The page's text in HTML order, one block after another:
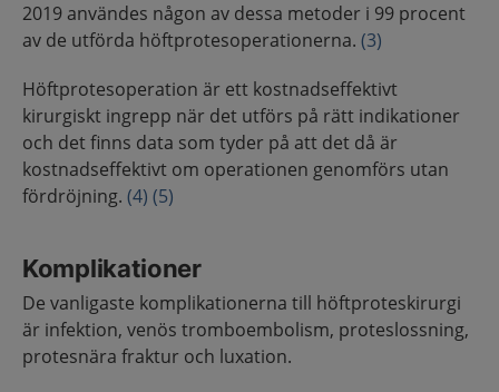
2019 användes någon av dessa metoder i 99 procent
av de utförda höftprotesoperationerna. (3)
Höftprotesoperation är ett kostnadseffektivt
kirurgiskt ingrepp när det utförs på rätt indikationer
och det finns data som tyder på att det då är
kostnadseffektivt om operationen genomförs utan
fördröjning. (4) (5)
Komplikationer
De vanligaste komplikationerna till höftproteskirurgi
är infektion, venös tromboembolism, proteslossning,
protesnära fraktur och luxation.